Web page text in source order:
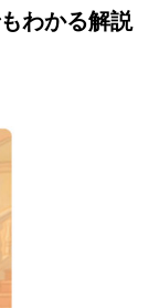
わかる解説